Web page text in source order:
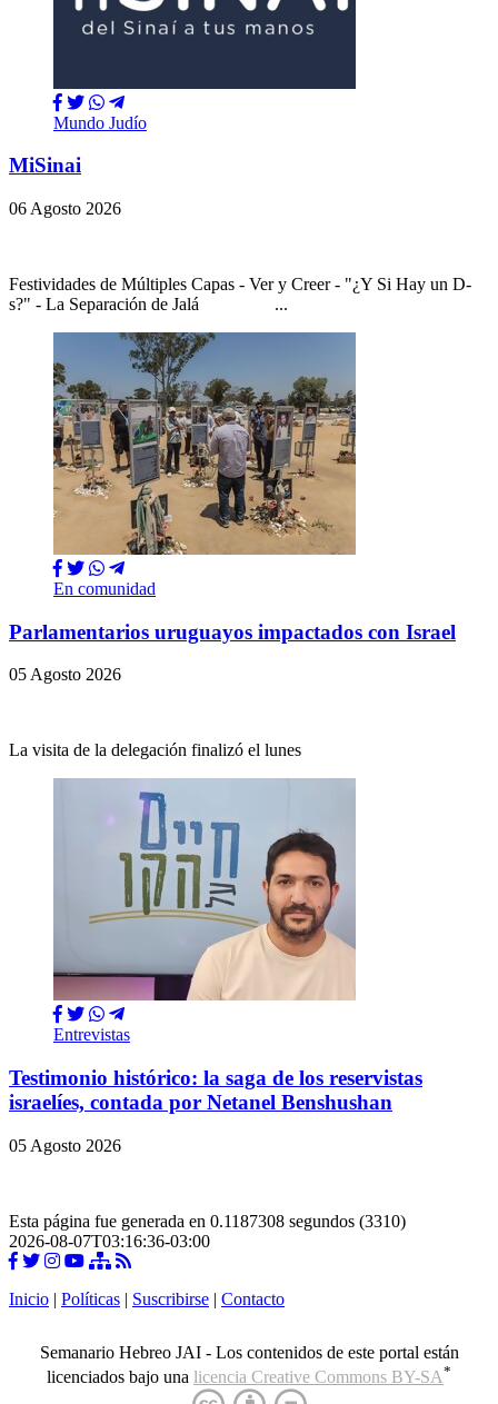
Mundo Judío
MiSinai
06 Agosto 2026
Festividades de Múltiples Capas - Ver y Creer - "¿Y Si Hay un D-
s?" - La Separación de Jalá ...
En comunidad
Parlamentarios uruguayos impactados con Israel
05 Agosto 2026
La visita de la delegación finalizó el lunes
Entrevistas
Testimonio histórico: la saga de los reservistas
israelíes, contada por Netanel Benshushan
05 Agosto 2026
Esta página fue generada en 0.1187308 segundos (3310)
2026-08-07T03:16:36-03:00
Inicio | Políticas | Suscribirse | Contacto
Semanario Hebreo JAI - Los contenidos de este portal están
licenciados bajo una licencia Creative Commons BY-SA*